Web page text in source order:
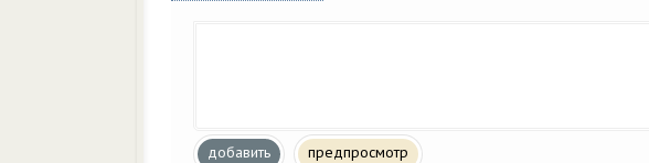
добавить предпросмотр